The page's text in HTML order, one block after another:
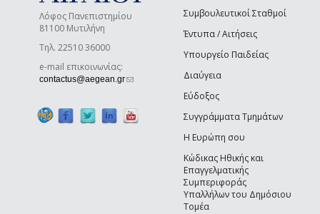
Λόφος Πανεπιστημίου
81100 Μυτιλήνη
Τηλ. 22510 36000
e-mail επικοινωνίας:
contactus@aegean.gr(link sends e-mail)
Συμβουλευτικοί Σταθμοί
Έντυπα / Αιτήσεις
Υπουργείο Παιδείας
Διαύγεια
Εύδοξος
Συγγράμματα Τμημάτων
Η Ευρώπη σου
Κώδικας Ηθικής και
Επαγγελματικής
Συμπεριφοράς
Υπαλλήλων του Δημόσιου
Τομέα